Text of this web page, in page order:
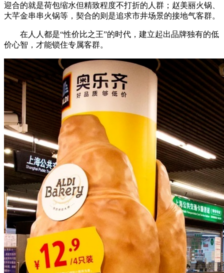
迎合的就是荷包缩水但精致程度不打折的人群；赵美丽火锅、
大芊金串串火锅等，契合的则是追求市井场景的接地气客群。
在人人都是“性价比之王”的时代，建立起出品牌独有的低
价心智，才能锁住专属客群。